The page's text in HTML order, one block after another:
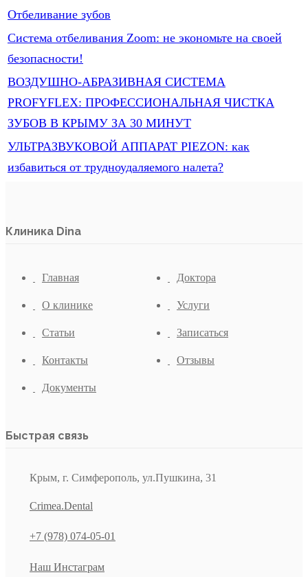
Отбеливание зубов
Система отбеливания Zoom: не экономьте на своей
безопасности!
ВОЗДУШНО-АБРАЗИВНАЯ СИСТЕМА
PROFYFLEX: ПРОФЕССИОНАЛЬНАЯ ЧИСТКА
ЗУБОВ В КРЫМУ ЗА 30 МИНУТ
УЛЬТРАЗВУКОВОЙ АППАРАТ PIEZON: как
избавиться от трудноудаляемого налета?
Клиника Dina
Главная Доктора
О клинике Услуги
Статьи Записаться
Контакты Отзывы
Документы
Быстрая связь
Крым, г. Симферополь, ул.Пушкина, 31
Crimea.Dental
+7 (978) 074-05-01
Наш Инстаграм